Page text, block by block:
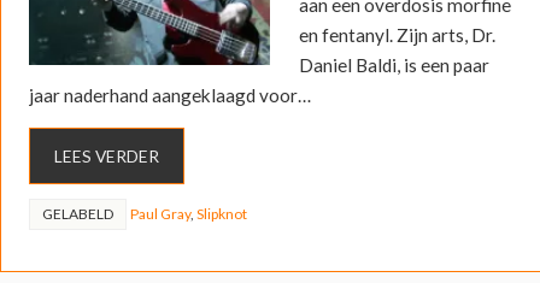
aan een overdosis morfine
en fentanyl. Zijn arts, Dr.
Daniel Baldi, is een paar
jaar naderhand aangeklaagd voor…
LEES VERDER
GELABELD Paul Gray, Slipknot